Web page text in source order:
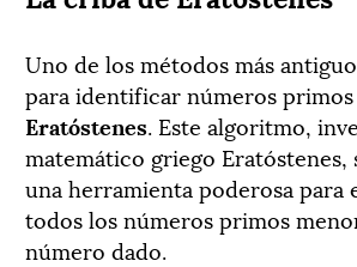
Uno de los métodos más
para identificar números primos
Eratóstenes. Este algoritmo,
matemático griego Eratóstenes,
una herramienta poderosa para
todos los números primos
número dado.